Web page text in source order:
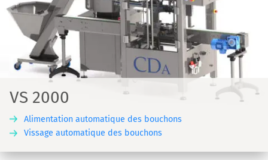
VS 2000
Alimentation automatique des bouchons
Vissage automatique des bouchons